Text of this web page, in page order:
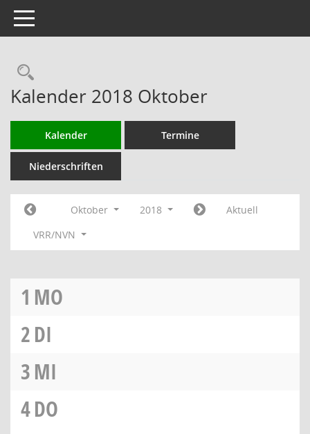
Toggle navigation
Rechercheauswahl
Kalender 2018 Oktober
Kalender Termine
Niederschriften
Oktober 2018
Aktuell
VRR/NVN
1 MO
2DI
3MI
4DO